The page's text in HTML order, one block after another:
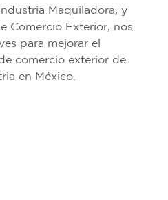
Maquiladora, y
Comercio Exterior, nos
para mejorar el
comercio exterior de
en México.